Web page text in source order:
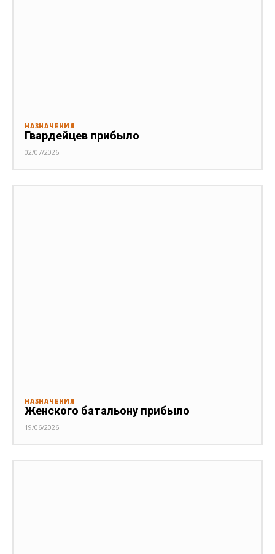
НАЗНАЧЕНИЯ
Гвардейцев прибыло
02/07/2026
НАЗНАЧЕНИЯ
Женского батальону прибыло
19/06/2026